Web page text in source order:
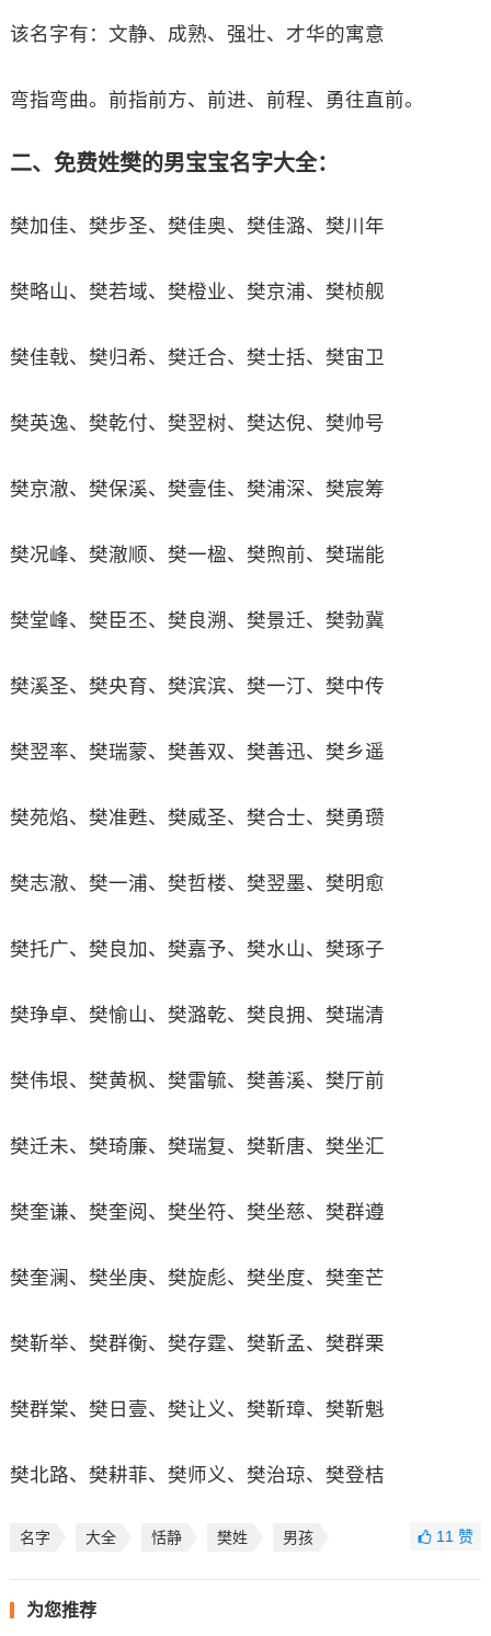
该名字有：文静、成熟、强壮、才华的寓意
弯指弯曲。前指前方、前进、前程、勇往直前。
二、免费姓樊的男宝宝名字大全：
樊加佳、樊步圣、樊佳奥、樊佳潞、樊川年
樊略山、樊若域、樊橙业、樊京浦、樊桢舰
樊佳戟、樊归希、樊迁合、樊士括、樊宙卫
樊英逸、樊乾付、樊翌树、樊达倪、樊帅号
樊京澈、樊保溪、樊壹佳、樊浦深、樊宸筹
樊况峰、樊澈顺、樊一楹、樊煦前、樊瑞能
樊堂峰、樊臣丕、樊良溯、樊景迁、樊勃冀
樊溪圣、樊央育、樊滨滨、樊一汀、樊中传
樊翌率、樊瑞蒙、樊善双、樊善迅、樊乡遥
樊苑焰、樊准甦、樊威圣、樊合士、樊勇瓒
樊志澈、樊一浦、樊哲楼、樊翌墨、樊明愈
樊托广、樊良加、樊嘉予、樊水山、樊琢子
樊琤卓、樊愉山、樊潞乾、樊良拥、樊瑞清
樊伟垠、樊黄枫、樊雷毓、樊善溪、樊厅前
樊迁未、樊琦廉、樊瑞复、樊靳唐、樊坐汇
樊奎谦、樊奎阅、樊坐符、樊坐慈、樊群遵
樊奎澜、樊坐庚、樊旋彪、樊坐度、樊奎芒
樊靳举、樊群衡、樊存霆、樊靳孟、樊群栗
樊群棠、樊日壹、樊让义、樊靳璋、樊靳魁
樊北路、樊耕菲、樊师义、樊治琼、樊登桔
名字 大全 恬静 樊姓 男孩 11赞
为您推荐